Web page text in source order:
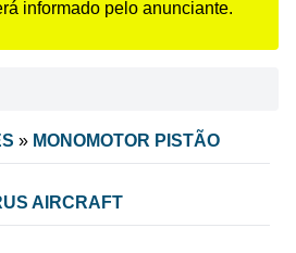
informado pelo anunciante.
» MONOMOTOR PISTÃO
AIRCRAFT